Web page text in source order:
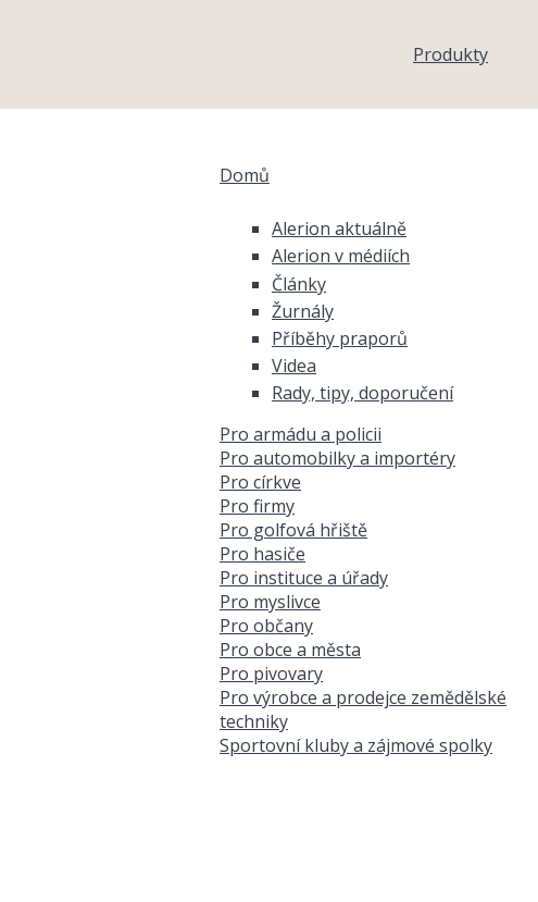
Produkty
Domů
Alerion aktuálně
Alerion v médiích
Články
Žurnály
Příběhy praporů
Videa
Rady, tipy, doporučení
Pro armádu a policii
Pro automobilky a importéry
Pro církve
Pro firmy
Pro golfová hřiště
Pro hasiče
Pro instituce a úřady
Pro myslivce
Pro občany
Pro obce a města
Pro pivovary
Pro výrobce a prodejce zemědělské
techniky
Sportovní kluby a zájmové spolky